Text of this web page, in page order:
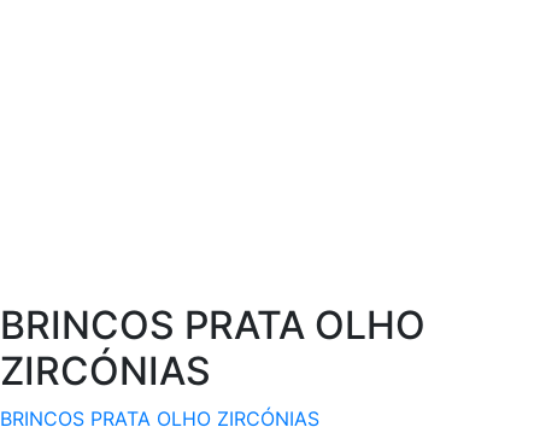
BRINCOS PRATA OLHO
ZIRCÓNIAS
BRINCOS PRATA OLHO ZIRCÓNIAS